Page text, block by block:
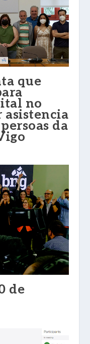
que
no
asistencia
da
de